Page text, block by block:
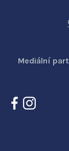
Mediální